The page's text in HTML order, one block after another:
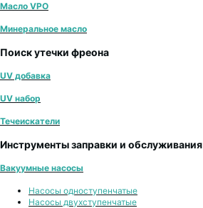
Масло VPO
Минеральное масло
Поиск утечки фреона
UV добавка
UV набор
Течеискатели
Инструменты заправки и обслуживания
Вакуумные насосы
Насосы одноступенчатые
Насосы двухступенчатые